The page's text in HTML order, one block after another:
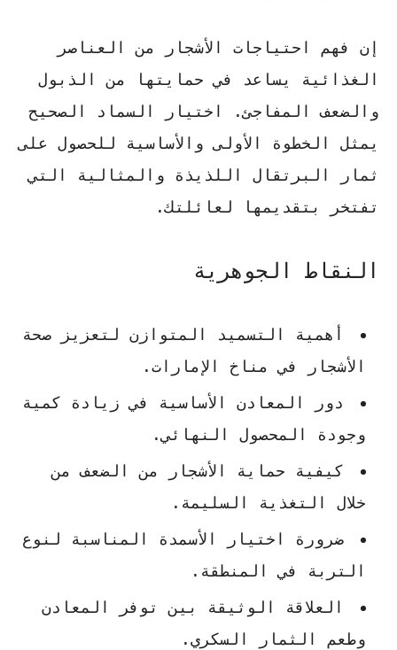
إن فهم احتياجات الأشجار من
العناصر
الغذائية يساعد في حمايتها من الذبول
والضعف المفاجئ. اختيار السماد الصحيح
يمثل الخطوة الأولى والأساسية للحصول على
ثمار
البرتقال اللذيذة والمثالية التي
تفتخر بتقديمها لعائلتك.
النقاط الجوهرية
أهمية التسميد المتوازن لتعزيز صحة
الأشجار في مناخ الإمارات.
دور المعادن الأساسية في زيادة كمية
وجودة المحصول النهائي.
كيفية حماية الأشجار من الضعف من
خلال التغذية السليمة.
ضرورة اختيار الأسمدة المناسبة لنوع
التربة في المنطقة.
العلاقة الوثيقة بين توفر المعادن
وطعم الثمار السكري.